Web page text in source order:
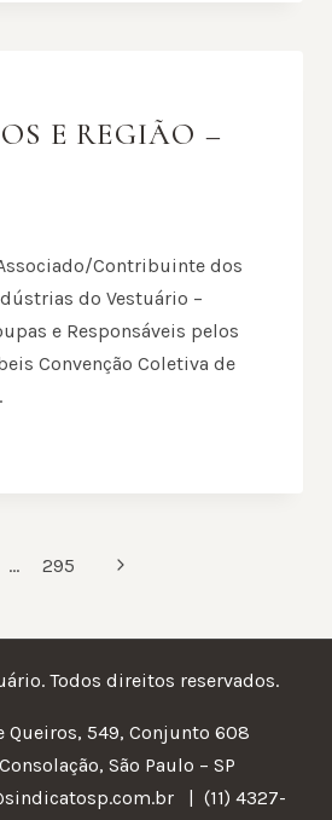
E REGIÃO –
Contribuinte dos
do Vestuário –
e Responsáveis pelos
Convenção Coletiva de
… 295
Página
Todos direitos reservados.
Queiros, 549, Conjunto 608
São Paulo – SP
| (11) 4327-